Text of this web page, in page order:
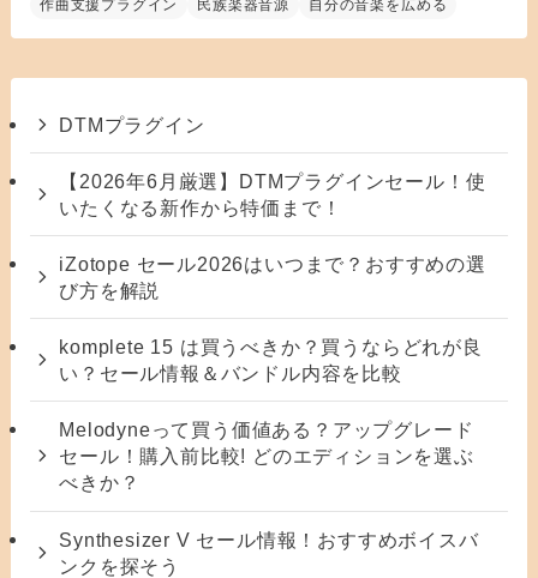
作曲支援プラグイン 民族楽器音源 自分の音楽を広める
DTMプラグイン
【2026年6月厳選】DTMプラグインセール！使
いたくなる新作から特価まで！
iZotope セール2026はいつまで？おすすめの選
び方を解説
komplete 15 は買うべきか？買うならどれが良
い？セール情報＆バンドル内容を比較
Melodyneって買う価値ある？アップグレード
セール！購入前比較! どのエディションを選ぶ
べきか？
Synthesizer V セール情報！おすすめボイスバ
ンクを探そう